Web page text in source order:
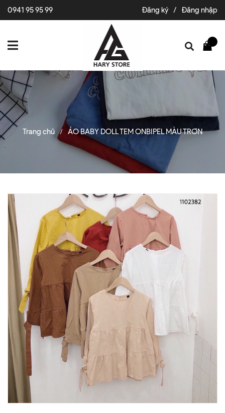
0941 95 95 99 Đăng ký / Đăng nhập
Trang chủ / ÁO BABY DOLL TEM ONBIPEL MÀU TRƠN